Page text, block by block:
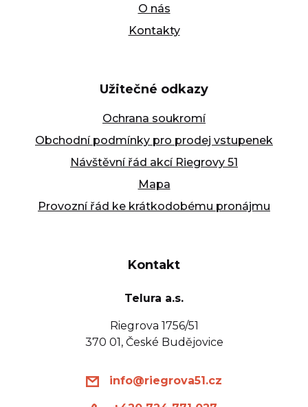
O nás
Kontakty
Užitečné odkazy
Ochrana soukromí
Obchodní podmínky pro prodej vstupenek
Návštěvní řád akcí Riegrovy 51
Mapa
Provozní řád ke krátkodobému pronájmu
Kontakt
Telura a.s.
Riegrova 1756/51
370 01, České Budějovice
info@riegrova51.cz